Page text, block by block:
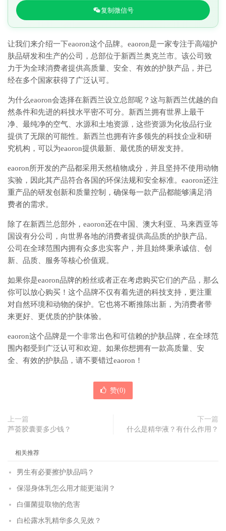
复制微信号
让我们来介绍一下eaoron这个品牌。eaoron是一家专注于高端护
肤品研发和生产的公司，总部位于新西兰奥克兰市。该公司致
力于为全球消费者提供高质量、安全、有效的护肤产品，并已
经在多个国家获得了广泛认可。
为什么eaoron会选择在新西兰设立总部呢？这与新西兰优越的自
然条件和先进的科技水平密不可分。新西兰拥有世界上最干
净、最纯净的空气、水源和土地资源，这些资源为化妆品行业
提供了无限的可能性。新西兰也拥有许多领先的科技企业和研
究机构，可以为eaoron提供最新、最优质的研发支持。
eaoron所开发的产品都采用天然植物成分，并且坚持不使用动物
实验，因此其产品符合各国的环保法规和安全标准。eaoron还注
重产品的研发创新和质量控制，确保每一款产品都能够满足消
费者的需求。
除了在新西兰总部外，eaoron还在中国、澳大利亚、马来西亚等
国设有分公司，向世界各地的消费者提供高品质的护肤产品。
公司在全球范围内拥有众多忠实客户，并且始终秉承诚信、创
新、品质、服务等核心价值观。
如果你是eaoron品牌的粉丝或者正在考虑购买它们的产品，那么
你可以放心购买！这个品牌不仅有着先进的科技支持，更注重
对自然环境和动物的保护。它也将不断推陈出新，为消费者带
来更好、更优质的护肤体验。
eaoron这个品牌是一个非常出色和可信赖的护肤品牌，在全球范
围内都受到广泛认可和欢迎。如果你想拥有一款高质量、安
全、有效的护肤品，请不要错过eaoron！
赞(0)
上一篇
芦荟胶囊要多少钱？
下一篇
什么是精华液？有什么作用？
相关推荐
男生有必要擦护肤品吗？
保湿身体乳怎么用才能更滋润？
白僵菌提取物的危害
白松露水乳精华多久见效？